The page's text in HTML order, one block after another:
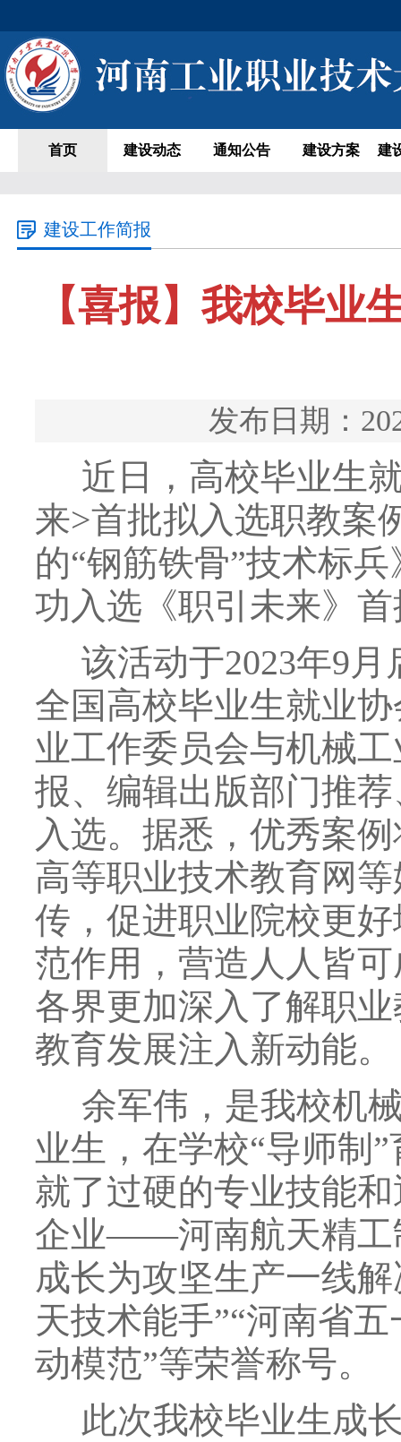
首页 建设动态 通知公告 建设方案 建
建设工作简报
【喜报】我校毕业
发布日期：
近日，高校毕业生
来>首批拟入选职教案
的“钢筋铁骨”技术标
功入选《职引未来》
该活动于2023年9
全国高校毕业生就业
业工作委员会与机械
报、编辑出版部门推
入选。据悉，优秀案
高等职业技术教育网
传，促进职业院校更
范作用，营造人人皆
各界更加深入了解职
教育发展注入新动能。
余军伟，是我校机
业生，在学校“导师制
就了过硬的专业技能
企业——河南航天精工
成长为攻坚生产一线
天技术能手”“河南省
动模范”等荣誉称号。
此次我校毕业生成